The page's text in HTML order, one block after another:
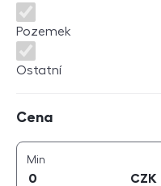
Pozemek
Ostatní
Cena
Min
CZK